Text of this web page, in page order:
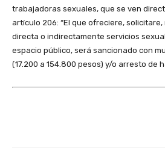
trabajadoras sexuales, que se ven
artículo 206: “El que ofreciere,
directa o indirectamente servicios
espacio público, será sancionado con
(17.200 a 154.800 pesos) y/o arresto de